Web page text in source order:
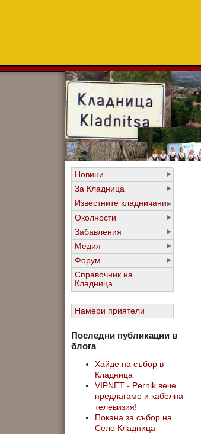
Новини
За Кладница
Известните кладничани
Околности
Забавления
Медия
Форум
Справочник на
Кладница
Намери приятели
Последни публикации в
блога
Хайде на събор в
Кладница
VIPNET - Pernik вече
предлагаме и кабелна
телевизия!
Покана за събор на
Село Кладница